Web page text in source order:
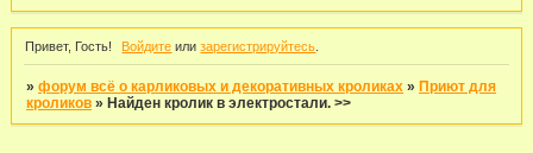
Привет, Гость! Войдите илизарегистрируйтесь
»форум всё о карликовых и декоративных кроликах » Приют для
кроликов » Найден кролик в электростали. >>